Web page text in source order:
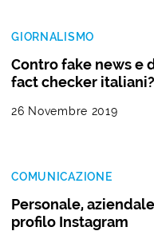
GIORNALISMO
Contro fake news e
fact checker italiani?
26 Novembre 2019
COMUNICAZIONE
Personale,
profilo Instagram